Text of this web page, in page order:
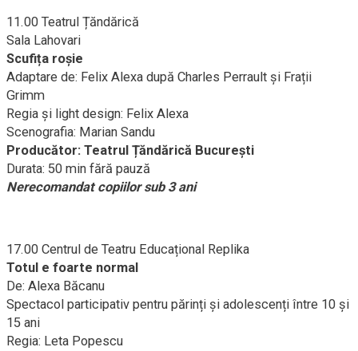
11.00 Teatrul Țăndărică
Sala Lahovari
Scufița roșie
Adaptare de: Felix Alexa după Charles Perrault și Frații
Grimm
Regia și light design: Felix Alexa
Scenografia: Marian Sandu
Producător: Teatrul Țăndărică București
Durata: 50 min fără pauză
Nerecomandat copiilor sub 3 ani
17.00 Centrul de Teatru Educațional Replika
Totul e foarte normal
De: Alexa Băcanu
Spectacol participativ pentru părinți și adolescenți între 10 și
15 ani
Regia: Leta Popescu